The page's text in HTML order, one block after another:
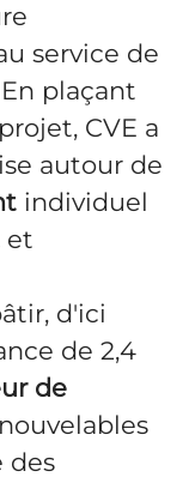
service de
plaçant
CVE a
autour de
individuel
et
d'ici
de 2,4
de
des